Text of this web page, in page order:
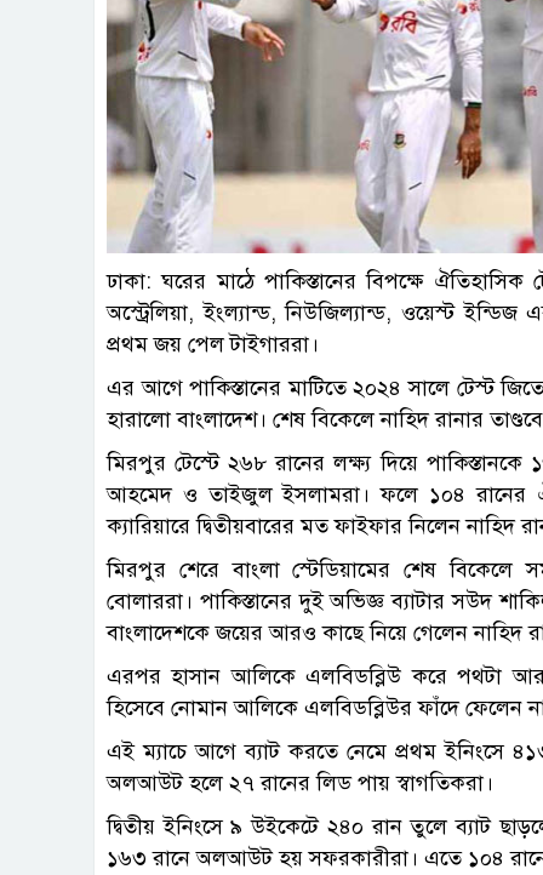
ছবি :
ঢাকা: ঘরের মাঠে পাকিস্তানের বিপক্ষে
অস্ট্রেলিয়া, ইংল্যান্ড, নিউজিল্যান্ড, ওয়েস্ট ইন্ডিজ
প্রথম জয় পেল টাইগাররা।
এর আগে পাকিস্তানের মাটিতে ২০২৪ সালে টেস্ট
হারালো বাংলাদেশ। শেষ বিকেলে নাহিদ রানার
মিরপুর টেস্টে ২৬৮ রানের লক্ষ্য দিয়ে
আহমেদ ও তাইজুল ইসলামরা। ফলে ১০৪ রানের
ক্যারিয়ারে দ্বিতীয়বারের মত ফাইফার নিলেন নাহিদ
মিরপুর শেরে বাংলা স্টেডিয়ামের শেষ বিকেলে
বোলাররা। পাকিস্তানের দুই অভিজ্ঞ ব্যাটার সউদ
বাংলাদেশকে জয়ের আরও কাছে নিয়ে গেলেন নাহিদ
এরপর হাসান আলিকে এলবিডব্লিউ করে পথটা
হিসেবে নোমান আলিকে এলবিডব্লিউর ফাঁদে ফেলেন
এই ম্যাচে আগে ব্যাট করতে নেমে প্রথম ইনিংসে
অলআউট হলে ২৭ রানের লিড পায় স্বাগতিকরা।
দ্বিতীয় ইনিংসে ৯ উইকেটে ২৪০ রান তুলে ব্যাট
১৬৩ রানে অলআউট হয় সফরকারীরা। এতে ১০৪